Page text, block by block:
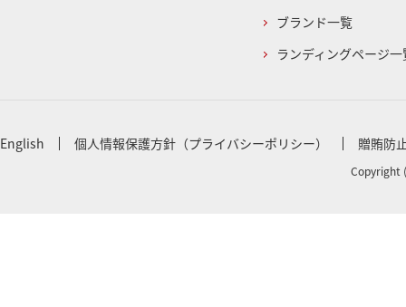
ブランド一覧
ランディングページ一
English 個人情報保護方針（プライバシーポリシー） 贈賄防
Copyright